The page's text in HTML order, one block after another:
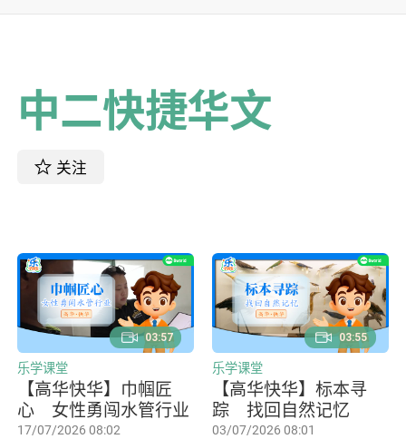
t
中二快捷华文
关注
【高华快华】巾帼匠
心 女性勇闯水管行业
乐学课堂
17/07/2026 08:02
03:57
【高华快华】标本寻
踪 找回自然记忆
乐学课堂
03/07/2026 08:01
03:55